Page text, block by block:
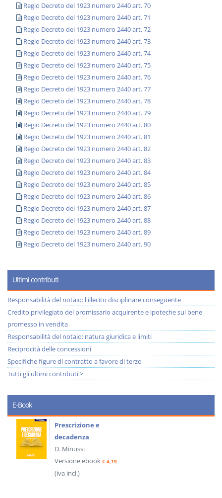
Regio Decreto del 1923 numero 2440 art. 70
Regio Decreto del 1923 numero 2440 art. 71
Regio Decreto del 1923 numero 2440 art. 72
Regio Decreto del 1923 numero 2440 art. 73
Regio Decreto del 1923 numero 2440 art. 74
Regio Decreto del 1923 numero 2440 art. 75
Regio Decreto del 1923 numero 2440 art. 76
Regio Decreto del 1923 numero 2440 art. 77
Regio Decreto del 1923 numero 2440 art. 78
Regio Decreto del 1923 numero 2440 art. 79
Regio Decreto del 1923 numero 2440 art. 80
Regio Decreto del 1923 numero 2440 art. 81
Regio Decreto del 1923 numero 2440 art. 82
Regio Decreto del 1923 numero 2440 art. 83
Regio Decreto del 1923 numero 2440 art. 84
Regio Decreto del 1923 numero 2440 art. 85
Regio Decreto del 1923 numero 2440 art. 86
Regio Decreto del 1923 numero 2440 art. 87
Regio Decreto del 1923 numero 2440 art. 88
Regio Decreto del 1923 numero 2440 art. 89
Regio Decreto del 1923 numero 2440 art. 90
Ultimi contributi
Responsabilità del notaio: l'illecito disciplinare conseguente
Credito privilegiato del promissario acquirente e ipoteche sul bene
promesso in vendita
Responsabilità del notaio: natura giuridica e limiti
Reciprocità delle concessioni
Specifiche figure di contratto a favore di terzo
Tutti gli ultimi contributi >
E-Book
Prescrizione e
decadenza
D. Minussi
Versione ebook € 4,19
(iva incl.)